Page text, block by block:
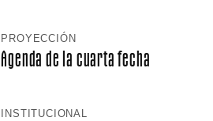
PROYECCIÓN
Agenda de la cuarta fecha
INSTITUCIONAL